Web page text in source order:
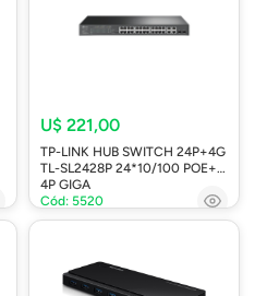
U$ 221,00
TP-LINK HUB SWITCH 24P+4G
TL-SL2428P 24*10/100 POE+
4P GIGA
Cód: 5520